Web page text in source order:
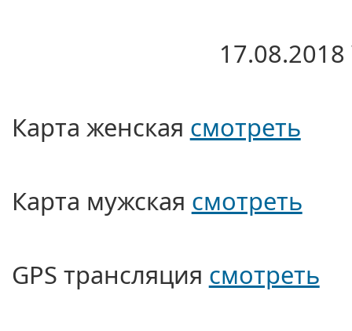
17.08.2018
Карта женская смотреть
Карта мужская смотреть
GPS трансляция смотреть